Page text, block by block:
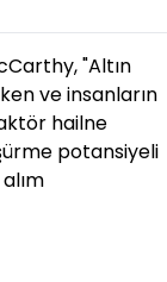
"Altın
ve insanların
hailne
potansiyeli